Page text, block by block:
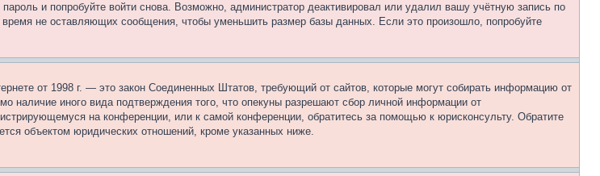
и попробуйте войти снова. Возможно, администратор деактивировал или удалил вашу учётную запись по
не оставляющих сообщения, чтобы уменьшить размер базы данных. Если это произошло, попробуйте
от 1998 г. — это закон Соединенных Штатов, требующий от сайтов, которые могут собирать информацию от
наличие иного вида подтверждения того, что опекуны разрешают сбор личной информации от
на конференции, или к самой конференции, обратитесь за помощью к юрисконсульту. Обратите
объектом юридических отношений, кроме указанных ниже.